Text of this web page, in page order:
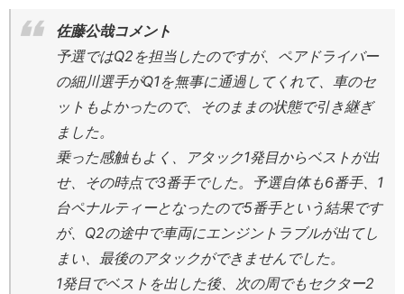
佐藤公哉コメント
予選ではQ2を担当したのですが、ペアドライバー
の細川選手がQ1を無事に通過してくれて、車のセ
ットもよかったので、そのままの状態で引き継ぎ
ました。
乗った感触もよく、アタック1発目からベストが出
せ、その時点で3番手でした。予選自体も6番手、1
台ペナルティーとなったので5番手という結果です
が、Q2の途中で車両にエンジントラブルが出てし
まい、最後のアタックができませんでした。
1発目でベストを出した後、次の周でもセクター2